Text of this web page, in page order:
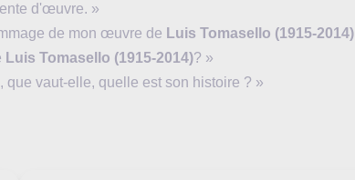
d'œuvre. »
de mon œuvre de Luis Tomasello (1915-2014)
Luis Tomasello (1915-2014)? »
, que vaut-elle, quelle est son histoire ? »